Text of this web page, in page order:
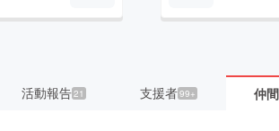
活動報告21 支援者99+ 仲